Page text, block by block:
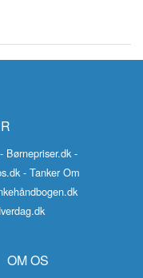
- Børnepriser.dk -
- Tanker Om
OM OS